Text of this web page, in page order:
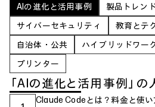
AIの進化と活用事例
製品トレン
サイバーセキュリティ
教育とテ
自治体・公共
ハイブリッドワー
プリンター
「AIの進化と活用事例」の
Claude Codeとは？料金と使